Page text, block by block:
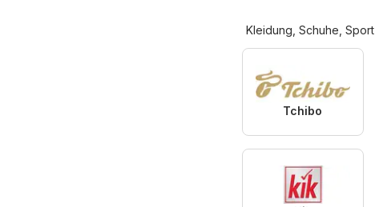
Kleidung, Schuhe, Sport
Tchibo